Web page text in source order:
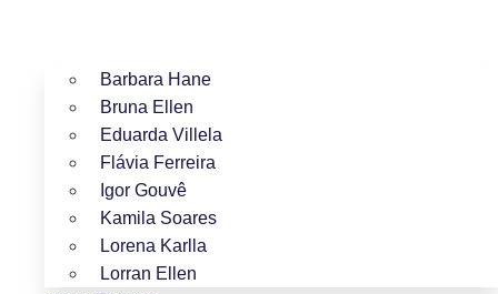
Barbara Hane
Bruna Ellen
Eduarda Villela
Flávia Ferreira
Igor Gouvê
Kamila Soares
Lorena Karlla
Lorran Ellen